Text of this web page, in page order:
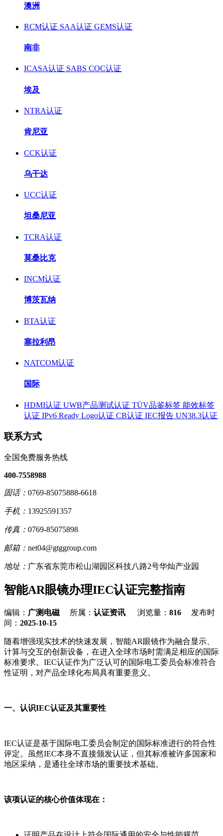
澳洲
RCM认证 SAA认证 GEMS认证
南非
ICASA认证 SABS COC认证
埃及
NTRA认证
肯尼亚
CCK认证
乌干达
UCC认证
坦桑尼亚
TCRA认证
莫桑比克
INCM认证
博茨瓦纳
BTA认证
塞拉利昂
NATCOM认证
国际
HDMI认证 UWB产品测试认证 TÜV品鉴标签 能效标签
认证 IPv6 Ready Logo认证 CB认证 IEC报告 UN38.3认证
联系方式
全国免费服务热线
400-7558988
固话： 0769-85075888-6618
手机： 13925591357
传真： 0769-85075898
邮箱： net04@gtggroup.com
地址： 广东省东莞市松山湖园区科技八路2号华灿产业园
智能AR眼镜办理IEC认证完整指南
编辑： 广测电磁所属： 认证资讯 浏览量： 816 发布时
间： 2025-10-15
随着增强现实技术的快速发展，智能AR眼镜作为融合显示、
计算与交互的创新设备，在进入全球市场时需满足相应的国际
标准要求。IEC认证作为广泛认可的国际电工委员会标准符合
性证明，对产品全球化布局具有重要意义。
一、认识IEC认证及其重要性
IEC认证是基于国际电工委员会制定的国际标准进行的符合性
评定。虽然IEC本身不直接颁发认证，但其标准被许多国家和
地区采纳，是通往全球市场的重要技术基础。
该项认证的核心价值体现在：